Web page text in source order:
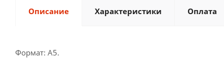
Описание Характеристики Оплата
Формат: А5.